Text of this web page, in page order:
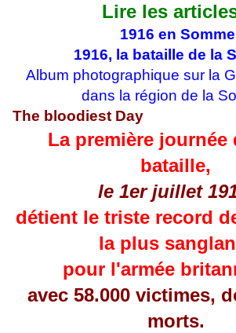
Lire les
1916 en Somme
1916, la bataille de la
Album photographique sur la
dans la région de la
The bloodiest Day
La première journée
bataille,
le 1er juillet
détient le triste record
la plus
pour l'armée
avec 58.000 victimes,
morts.